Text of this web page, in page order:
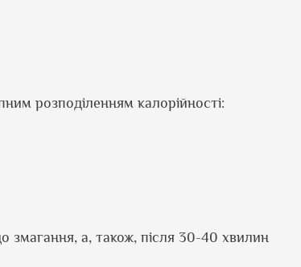
розподіленням калорійності:
змагання, а, також, після 30-40 хвилин